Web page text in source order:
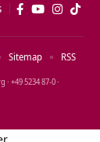
+49 5234 87‑0 ·
Sitemap RSS